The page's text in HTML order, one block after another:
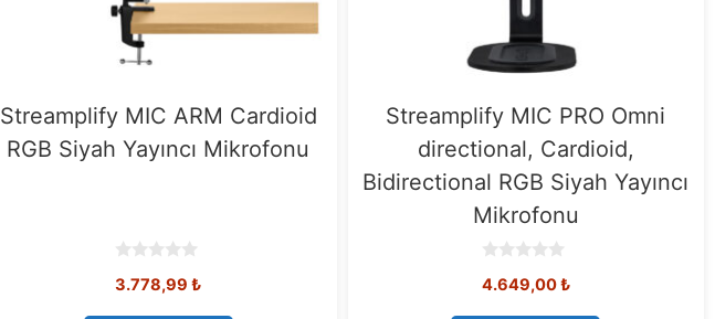
Streamplify MIC ARM Cardioid
RGB Siyah Yayıncı Mikrofonu
o
3.778,99₺
Streamplify MIC PRO Omni
directional, Cardioid,
Bidirectional RGB Siyah Yayıncı
Mikrofonu
o
4.649,00₺